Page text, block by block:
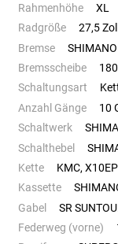
Rahmenhöhe
XL
Radgröße
27,5 Zoll
Bremse
Bremsscheibe
Schaltungsart
Anzahl Gänge
10
Schaltwerk
Schalthebel
Kette
KMC,
Kassette
Gabel
SR
Federweg (vorne)